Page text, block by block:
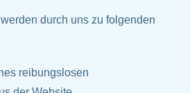
durch uns zu folgenden
reibungslosen